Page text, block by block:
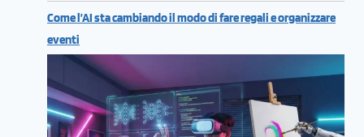
Come l’AI sta cambiando il modo di fare regali e organizzare
eventi